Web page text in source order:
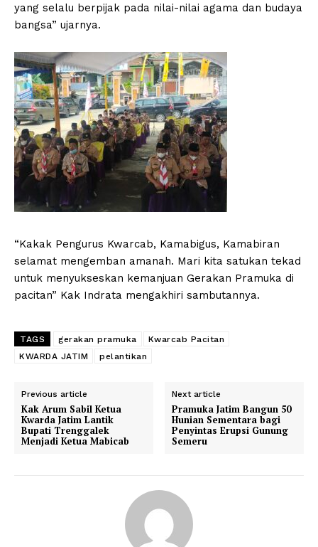
yang selalu berpijak pada nilai-nilai agama dan budaya
bangsa” ujarnya.
“Kakak Pengurus Kwarcab, Kamabigus, Kamabiran
selamat mengemban amanah. Mari kita satukan tekad
untuk menyukseskan kemanjuan Gerakan Pramuka di
pacitan” Kak Indrata mengakhiri sambutannya.
TAGS gerakan pramuka
Kwarcab Pacitan
KWARDA JATIM
pelantikan
Previous article
Kak Arum Sabil Ketua
Kwarda Jatim Lantik
Bupati Trenggalek
Menjadi Ketua Mabicab
Next article
Pramuka Jatim Bangun 50
Hunian Sementara bagi
Penyintas Erupsi Gunung
Semeru